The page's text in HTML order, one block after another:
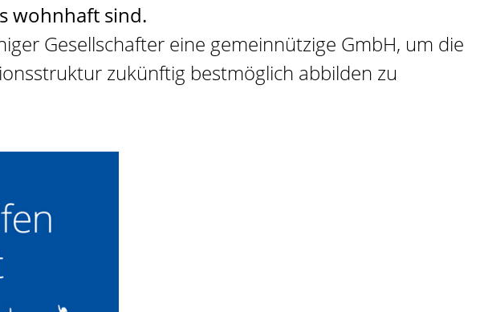
wohnhaft sind.
Gesellschafter eine gemeinnützige GmbH, um die
zukünftig bestmöglich abbilden zu